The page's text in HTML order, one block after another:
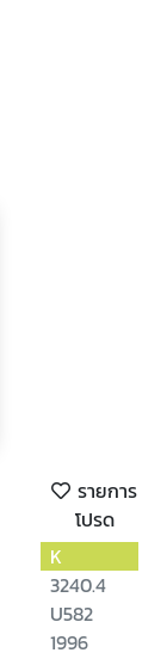
รายการ
โปรด
K
3240.4
U582
1996